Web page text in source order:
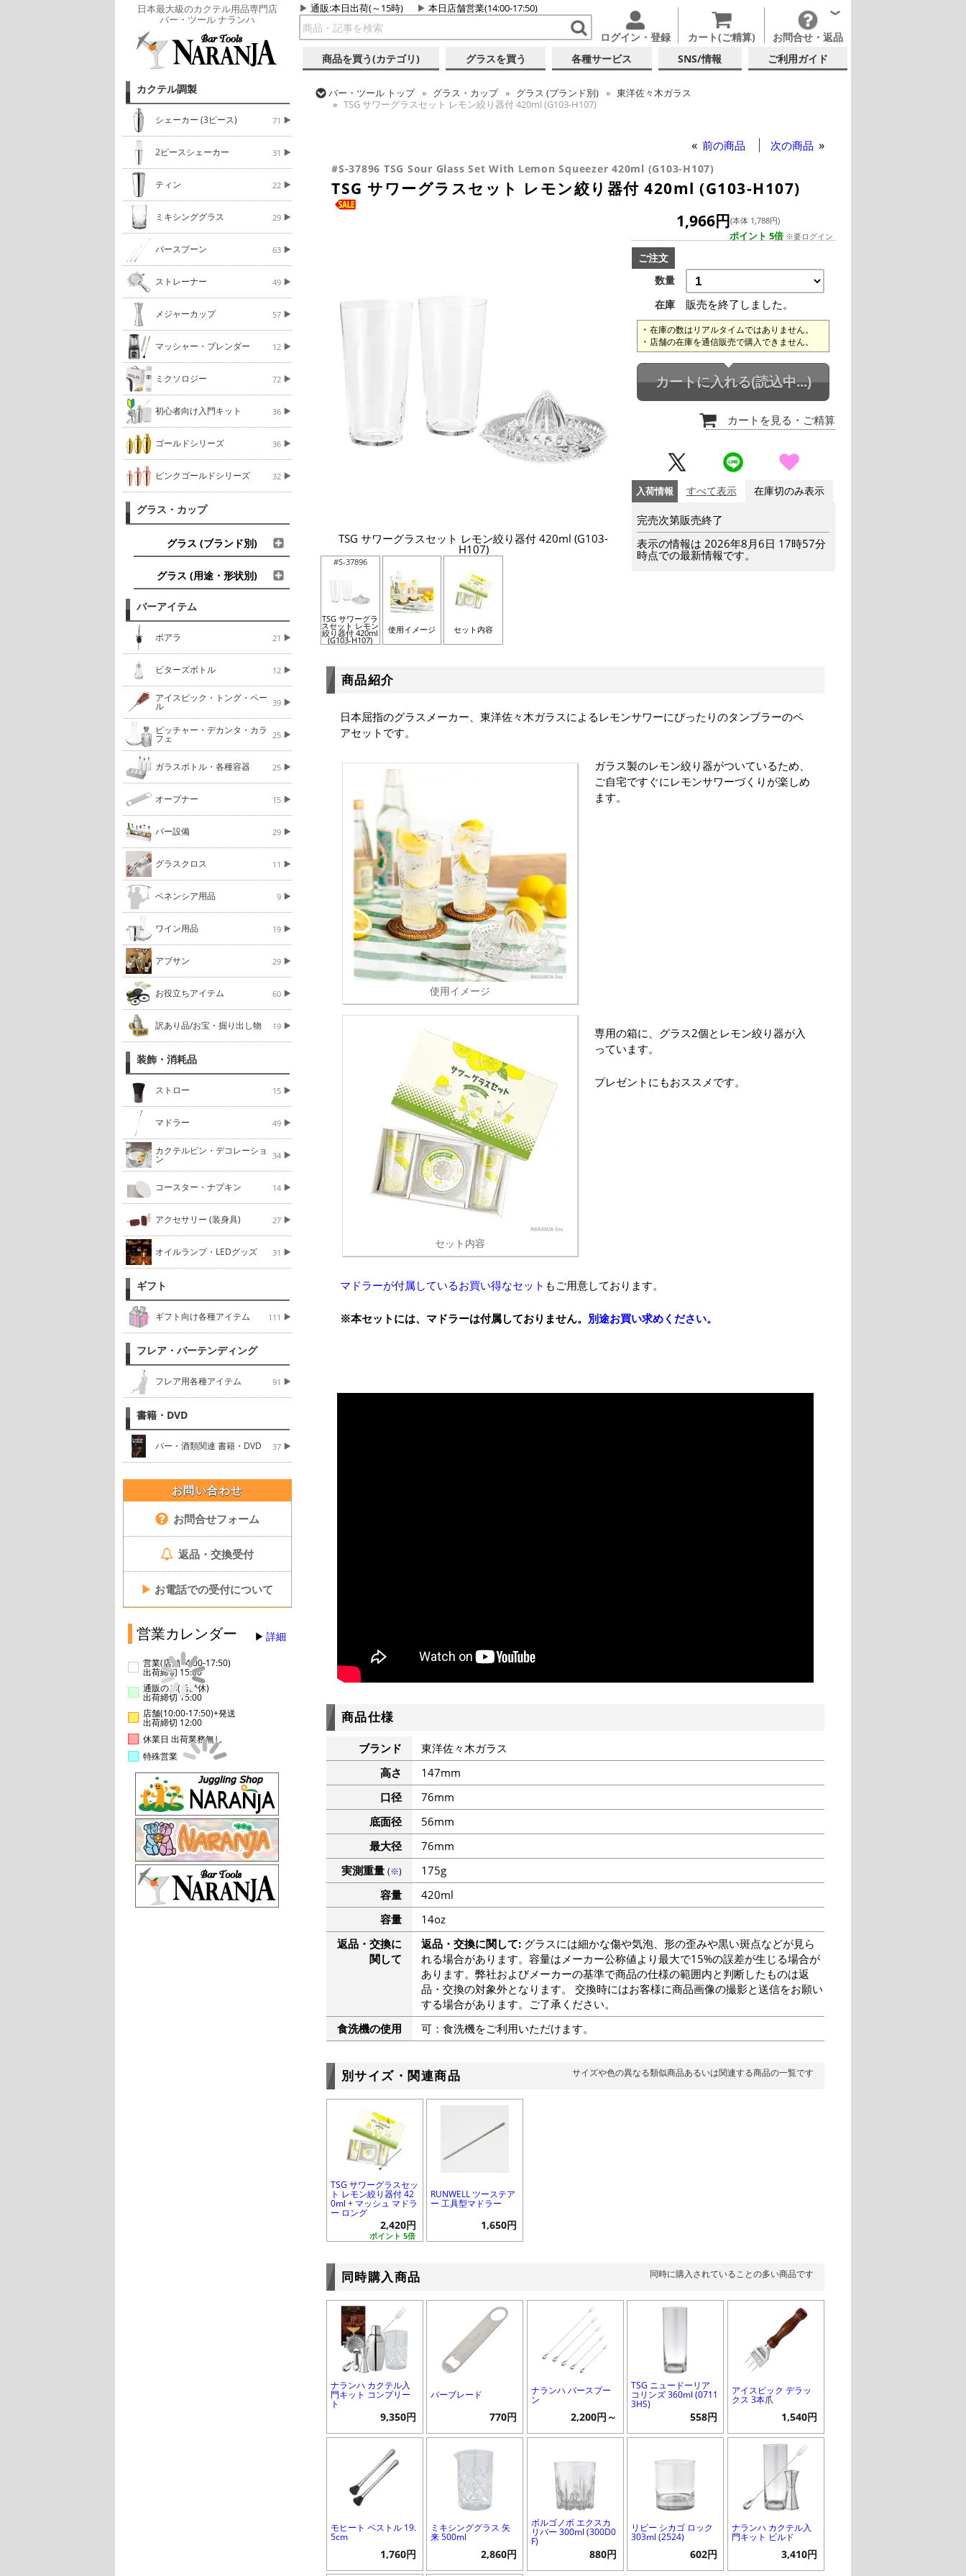
日本最大級のカクテル用品専門店
バー・ツール ナランハ
通販:本日出荷(～15時) 本日店舗営業(14:00-17:50)
ログイン・登録 カート(ご精算) お問合せ・返品
商品を買う(カテゴリ) グラスを買う 各種サービス SNS/情報 ご利用ガイド
カクテル調製
シェーカー (3ピース) 71
2ピースシェーカー 31
ティン 22
ミキシンググラス 29
バースプーン 63
ストレーナー 49
メジャーカップ 57
マッシャー・ブレンダー 12
ミクソロジー 72
初心者向け入門キット 36
ゴールドシリーズ 36
ピンクゴールドシリーズ 32
グラス・カップ
グラス (ブランド別)
グラス (用途・形状別)
バーアイテム
ポアラ 21
ビターズボトル 12
アイスピック・トング・ペー
ル 39
ピッチャー・デカンタ・カラ
フェ 25
ガラスボトル・各種容器 25
オープナー 15
バー設備 29
グラスクロス 11
ベネンシア用品 9
ワイン用品 19
アブサン 29
お役立ちアイテム 60
訳あり品/お宝・掘り出し物 19
装飾・消耗品
ストロー 15
マドラー 49
カクテルピン・デコレーショ
ン 34
コースター・ナプキン 14
アクセサリー (装身具) 27
オイルランプ・LEDグッズ 31
ギフト
ギフト向け各種アイテム 111
フレア・バーテンディング
フレア用各種アイテム 91
書籍・DVD
バー・酒類関連 書籍・DVD 37
お問い合わせ
お問合せフォーム
返品・交換受付
▶ お電話での受付について
営業カレンダー 詳細
営業(店舗14:00-17:50)
出荷締切 15:00
通販のみ(店舗休)
出荷締切 15:00
店舗(10:00-17:50)+発送
出荷締切 12:00
休業日 出荷業務無し
特殊営業
バー・ツール トップ グラス・カップ グラス (ブランド別)
東洋佐々木ガラス
TSG サワーグラスセット レモン絞り器付 420ml (G103-H107)
前の商品 次の商品
#S-37896 TSG Sour Glass Set With Lemon Squeezer 420ml (G103-H107)
TSG サワーグラスセット レモン絞り器付 420ml (G103-H107)
TSG サワーグラスセット レモン絞り器付 420ml (G103-
H107)
#S-37896
TSG サワーグラ
スセット レモン
絞り器付 420ml
(G103-H107)
使用イメージ セット内容
1,966円(本体 1,788円)
ポイント 5倍 ※要ログイン
ご注文
数量
在庫
販売を終了しました。
在庫の数はリアルタイムではありません。
店舗の在庫を通信販売で購入できません。
カートに入れる(読込中...)
カートを見る ・ご精算
入荷情報 すべて表示 在庫切のみ表示
完売次第販売終了
表示の情報は 2026年8月6日 17時57分
時点での最新情報です。
商品紹介
日本屈指のグラスメーカー、東洋佐々木ガラスによるレモンサワーにぴったりのタンブラーのペ
アセットです。
使用イメージ
ガラス製のレモン絞り器がついているため、
ご自宅ですぐにレモンサワーづくりが楽しめ
ます。
セット内容
専用の箱に、グラス2個とレモン絞り器が入
っています。
プレゼントにもおススメです。
マドラーが付属しているお買い得なセット もご用意しております。
※本セットには、マドラーは付属しておりません。 別途お買い求めください。
商品仕様
ブランド
東洋佐々木ガラス
高さ
147mm
口径
76mm
底面径
56mm
最大径
76mm
実測重量 (※)
175g
容量
420ml
容量
14oz
返品・交換に
関して
返品・交換に関して:グラスには細かな傷や気泡、形の歪みや黒い斑点などが見ら
れる場合があります。容量はメーカー公称値より最大で15%の誤差が生じる場合が
あります。弊社およびメーカーの基準で商品の仕様の範囲内と判断したものは返
品・交換の対象外となります。 交換時にはお客様に商品画像の撮影と送信をお願い
する場合があります。ご了承ください。
食洗機の使用
可：食洗機をご利用いただけます。
別サイズ・関連商品 サイズや色の異なる類似商品あるいは関連する商品の一覧です
TSG サワーグラスセッ
ト レモン絞り器付 42
0ml + マッシュ マドラ
ー ロング
ポイント 5倍
2,420円
RUNWELL ツーステア
ー 工具型マドラー
1,650円
同時購入商品 同時に購入されていることの多い商品です
ナランハ カクテル入
門キット コンプリー
ト
9,350円
バーブレード
770円
ナランハ バースプー
ン
2,200円～
TSG ニュードーリア
コリンズ 360ml (0711
3HS)
558円
アイスピック デラッ
クス 3本爪
1,540円
モヒート ペストル 19.
5cm
1,760円
ミキシンググラス 矢
来 500ml
2,860円
ボルゴノボ エクスカ
リバー 300ml (300D0
F)
880円
リビー シカゴ ロック
303ml (2524)
602円
ナランハ カクテル入
門キット ビルド
3,410円